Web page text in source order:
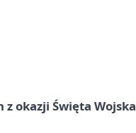
okazji Święta Wojska